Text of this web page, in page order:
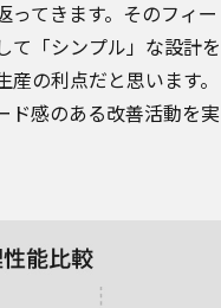
ってきます。そのフィー
て「シンプル」な設計を
の利点だと思います。
ド感のある改善活動を実